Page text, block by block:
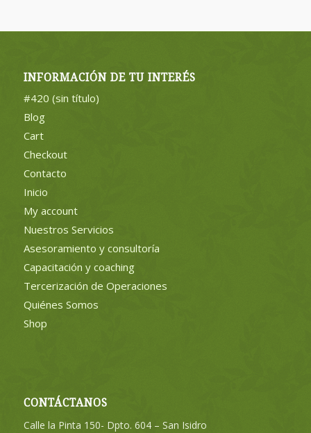
INFORMACIÓN DE TU INTERÉS
#420 (sin título)
Blog
Cart
Checkout
Contacto
Inicio
My account
Nuestros Servicios
Asesoramiento y consultoría
Capacitación y coaching
Tercerización de Operaciones
Quiénes Somos
Shop
CONTÁCTANOS
Calle la Pinta 150- Dpto. 604 – San Isidro